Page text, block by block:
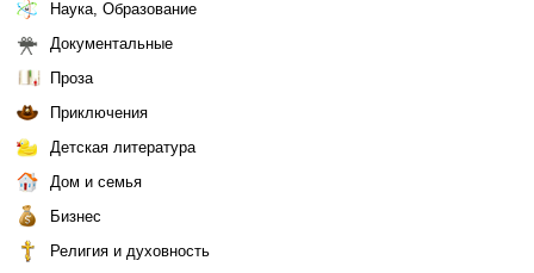
Наука, Образование
Документальные
Проза
Приключения
Детская литература
Дом и семья
Бизнес
Религия и духовность